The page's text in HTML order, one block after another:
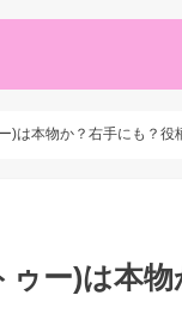
)は本物か？右手にも？役
ー)は本